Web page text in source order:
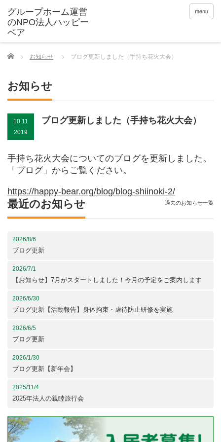
menu
Home お知らせ ブログ更新しました（手持ち花火大会）
お知らせ
10.11
2019
ブログ更新しました（手持ち花火大会）
手持ち花火大会についてのブログを更新しました。
「ブログ」からご覧ください。
https://happy-bear.org/blog/blog-shiinoki-2/
最近のお知らせ
2026/8/6
ブログ更新
2026/7/1
【お知らせ】7月がスタートしました！今月の予定をご案内します
2026/6/30
ブログ更新【活動報告】身体拘束・虐待防止研修を実施
2026/6/5
ブログ更新
2026/1/30
ブログ更新【新年会】
2025/11/4
2025年法人の親睦旅行会
過去のお知らせ一覧